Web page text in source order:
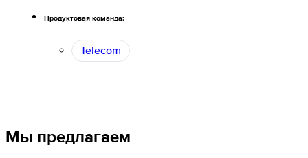
Продуктовая команда:
Telecom
Мы предлагаем